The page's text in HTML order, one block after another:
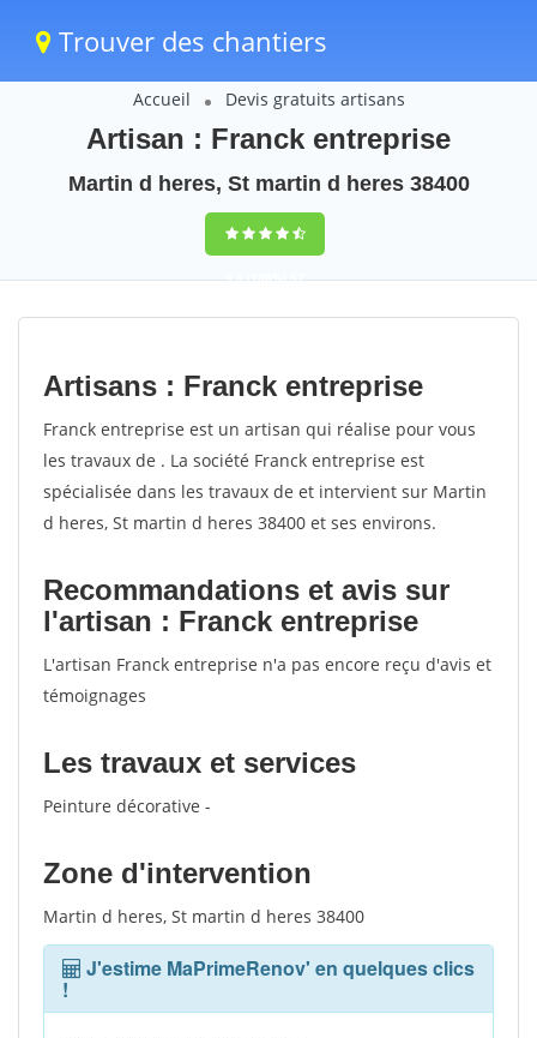
Trouver des chantiers
Accueil Devis gratuits artisans
Artisan : Franck entreprise
Martin d heres, St martin d heres 38400
9,5(100%)57
votes
Artisans : Franck entreprise
Franck entreprise est un artisan qui réalise pour vous
les travaux de . La société Franck entreprise est
spécialisée dans les travaux de et intervient sur Martin
d heres, St martin d heres 38400 et ses environs.
Recommandations et avis sur
l'artisan : Franck entreprise
L'artisan Franck entreprise n'a pas encore reçu d'avis et
témoignages
Les travaux et services
Peinture décorative -
Zone d'intervention
Martin d heres, St martin d heres 38400